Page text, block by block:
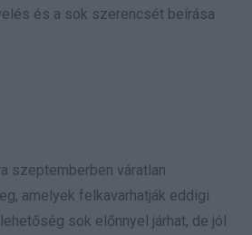
és a sok szerencsét beírása
szeptemberben váratlan
amelyek felkavarhatják eddigi
sok előnnyel járhat, de jól